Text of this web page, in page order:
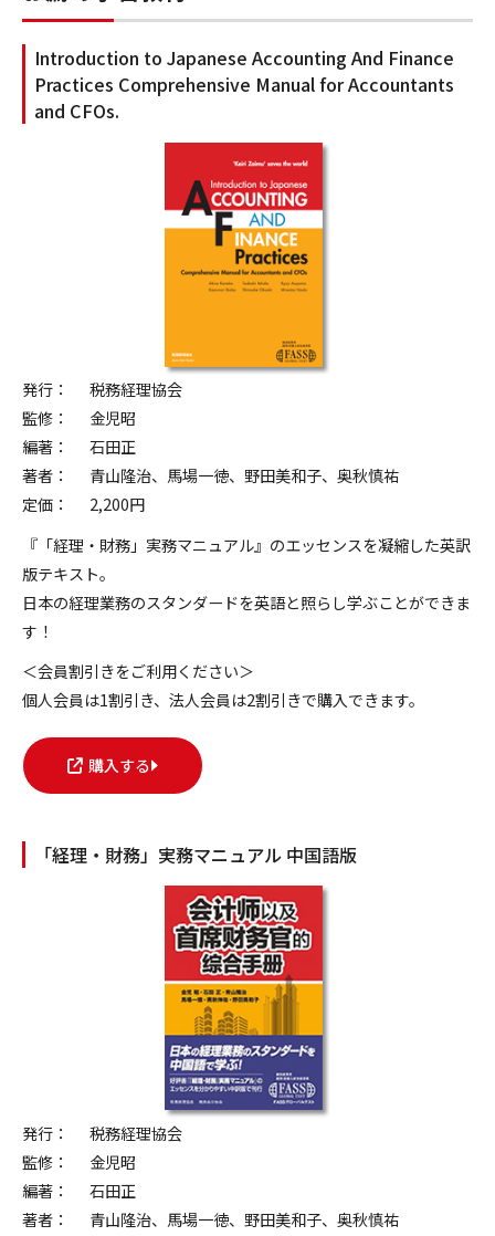
Introduction to Japanese Accounting And Finance
Practices Comprehensive Manual for Accountants
and CFOs.
発行：
税務経理協会
監修：
金児昭
編著：
石田正
著者：
青山隆治、馬場一徳、野田美和子、奥秋慎祐
定価：
2,200円
『「経理・財務」実務マニュアル』のエッセンスを凝縮した英訳
版テキスト。
日本の経理業務のスタンダードを英語と照らし学ぶことができま
す！
＜会員割引きをご利用ください＞
個人会員は1割引き、法人会員は2割引きで購入できます。
購入する
「経理・財務」実務マニュアル 中国語版
発行：
税務経理協会
監修：
金児昭
編著：
石田正
著者：
青山隆治、馬場一徳、野田美和子、奥秋慎祐